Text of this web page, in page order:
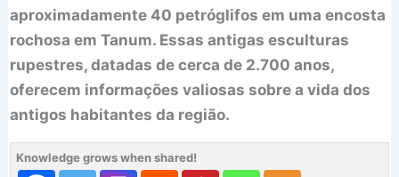
aproximadamente 40 petróglifos em uma encosta
rochosa em Tanum. Essas antigas esculturas
rupestres, datadas de cerca de 2.700 anos,
oferecem informações valiosas sobre a vida dos
antigos habitantes da região.
Knowledge grows when shared!